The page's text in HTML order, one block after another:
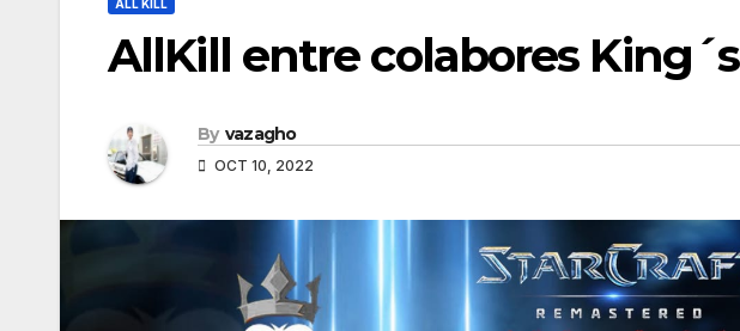
ALL KILL
AllKill entre colabores King´s
By vazagho
OCT 10, 2022